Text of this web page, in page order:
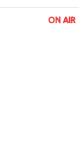
ON AIR